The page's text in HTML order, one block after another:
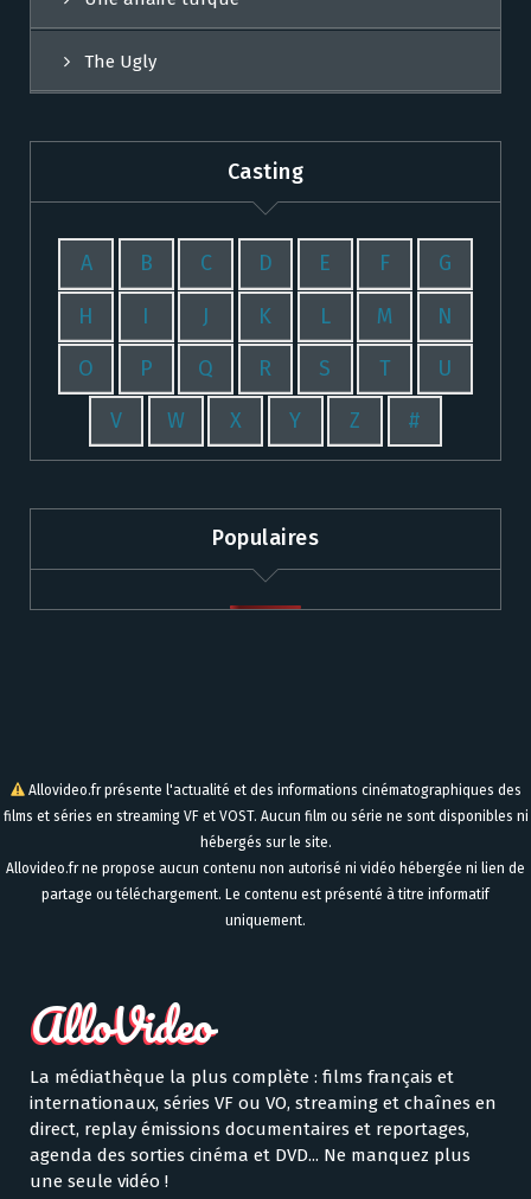
The Ugly
Casting
A B C D E F G
H I J K L M N
O P Q R S T U
V W X Y Z #
Populaires
Allovideo.fr présente l'actualité et des informations cinématographiques des
films et séries en streaming VF et VOST. Aucun film ou série ne sont disponibles ni
hébergés sur le site.
Allovideo.fr ne propose aucun contenu non autorisé ni vidéo hébergée ni lien de
partage ou téléchargement. Le contenu est présenté à titre informatif
uniquement.
La médiathèque la plus complète : films français et
internationaux, séries VF ou VO, streaming et chaînes en
direct, replay émissions documentaires et reportages,
agenda des sorties cinéma et DVD... Ne manquez plus
une seule vidéo !